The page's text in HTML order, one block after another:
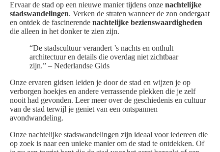
Ervaar de stad op een nieuwe manier tijdens onze nachtelijke
stadswandelingen. Verken de straten wanneer de zon ondergaat
en ontdek de fascinerende nachtelijke bezienswaardigheden
die alleen in het donker te zien zijn.
“De stadscultuur verandert ’s nachts en onthult
architectuur en details die overdag niet zichtbaar
zijn.” – Nederlandse Gids
Onze ervaren gidsen leiden je door de stad en wijzen je op
verborgen hoekjes en andere verrassende plekken die je zelf
nooit had gevonden. Leer meer over de geschiedenis en cultuur
van de stad terwijl je geniet van een ontspannen
avondwandeling.
Onze nachtelijke stadswandelingen zijn ideaal voor iedereen die
op zoek is naar een unieke manier om de stad te ontdekken. Of